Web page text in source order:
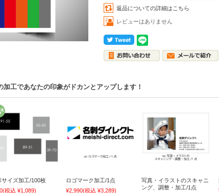
返品についての詳細はこちら
レビューはありません
工であなたの印象がドカンとアップします！
サイズ加工/100枚
(税込 ¥1,089)
ロゴマーク加工/1点
¥2,990(税込 ¥3,289)
写真・イラストのスキャニ
ング、調整・加工/1点